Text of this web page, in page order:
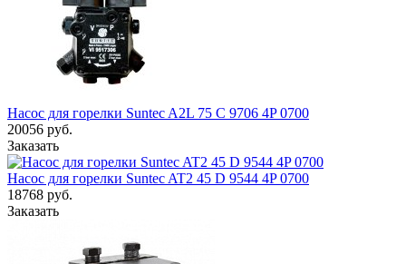
Насос для горелки Suntec A2L 75 C 9706 4P 0700
20056 руб.
Заказать
Насос для горелки Suntec AT2 45 D 9544 4P 0700
18768 руб.
Заказать